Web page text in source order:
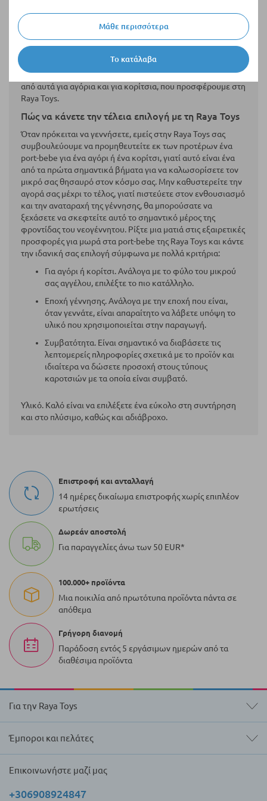
Το κατάλαβα
Μάθε περισσότερα
περπατήσετε το μωρό σας σε μια κοντινή αγορά ή πάρκο.
Μπορείτε να το βάλετε στο καλάθι του μωρού, το οποίο
μπορείτε εύκολα να τοποθετήσετε στο σασί και να πάτε
στον επιλεγμένο προορισμό. Σε κάθε περίπτωση, χρειάζεστε
αυτό το απαραίτητο αξεσουάρ και αυτό το γνωρίζει κάθε
γονιός. Μπορείτε να επιλέξετε ένα από τη μεγάλη ποικιλία,
από αυτά για αγόρια και για κορίτσια, που προσφέρουμε στη
Raya Toys.
Πώς να κάνετε την τέλεια επιλογή με τη Raya Toys
Όταν πρόκειται να γεννήσετε, εμείς στην Raya Toys σας
συμβουλεύουμε να προμηθευτείτε εκ των προτέρων ένα
port-bebe για ένα αγόρι ή ένα κορίτσι, γιατί αυτό είναι ένα
από τα πρώτα σημαντικά βήματα για να καλωσορίσετε τον
μικρό σας θησαυρό στον κόσμο σας. Μην καθυστερείτε την
αγορά σας μέχρι το τέλος, γιατί πιστεύετε στον ενθουσιασμό
και την αναταραχή της γέννησης, θα μπορούσατε να
ξεχάσετε να σκεφτείτε αυτό το σημαντικό μέρος της
φροντίδας του νεογέννητου. Ρίξτε μια ματιά στις εξαιρετικές
προσφορές για μωρά στα port-bebe της Raya Toys και κάντε
την ιδανική σας επιλογή σύμφωνα με πολλά κριτήρια:
Για αγόρι ή κορίτσι. Ανάλογα με το φύλο του μικρού
σας αγγέλου, επιλέξτε το πιο κατάλληλο.
Εποχή γέννησης. Ανάλογα με την εποχή που είναι,
όταν γεννάτε, είναι απαραίτητο να λάβετε υπόψη το
υλικό που χρησιμοποιείται στην παραγωγή.
Συμβατότητα. Είναι σημαντικό να διαβάσετε τις
λεπτομερείς πληροφορίες σχετικά με το προϊόν και
ιδιαίτερα να δώσετε προσοχή στους τύπους
καροτσιών με τα οποία είναι συμβατό.
Υλικό. Καλό είναι να επιλέξετε ένα εύκολο στη συντήρηση
και στο πλύσιμο, καθώς και αδιάβροχο.
Επιστροφή και ανταλλαγή
14 ημέρες δικαίωμα επιστροφής χωρίς επιπλέον
ερωτήσεις
Δωρεάν αποστολή
Για παραγγελίες άνω των 50 EUR*
100.000+ προϊόντα
Μια ποικιλία από πρωτότυπα προϊόντα πάντα σε
απόθεμα
Γρήγορη διανομή
Παράδοση εντός 5 εργάσιμων ημερών από τα
διαθέσιμα προϊόντα
Για την Raya Toys
Έμποροι και πελάτες
Επικοινωνήστε μαζί μας
+306908924847